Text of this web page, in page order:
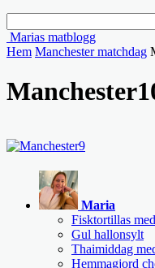
Marias matblogg
Hem Manchester matchdag
Maria
Fisktortillas
Gul hallonsylt
Thaimiddag
Hemmagjord